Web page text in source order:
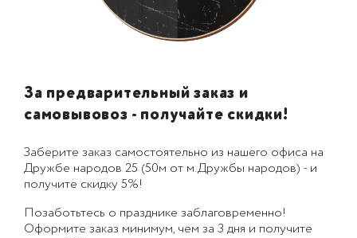
За предварительный заказ и
самовывовоз - получайте скидки!
Заберите заказ самостоятельно из нашего офиса на
Дружбе народов 25 (50м от м.Дружбы народов) - и
получите скидку 5%!
Позаботьтесь о празднике заблаговременно!
Оформите заказ минимум, чем за 3 дня и получите